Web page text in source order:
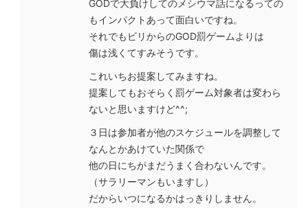
GODで大負けしてのメシウマ話になるっての
もインパクトあって面白いですね。
それでもビリからのGOD罰ゲームよりは
傷は浅くてすみそうです。
これいちお提案してみますね。
提案してもおそらく罰ゲーム対象者は変わら
ないと思いますけど^^;
３日は参加者が他のスケジュールを調整して
なんとかあけていた関係で
他の日にちがまだうまく合わないんです。
（サラリーマンもいますし）
だからいつになるかはっきりしません。